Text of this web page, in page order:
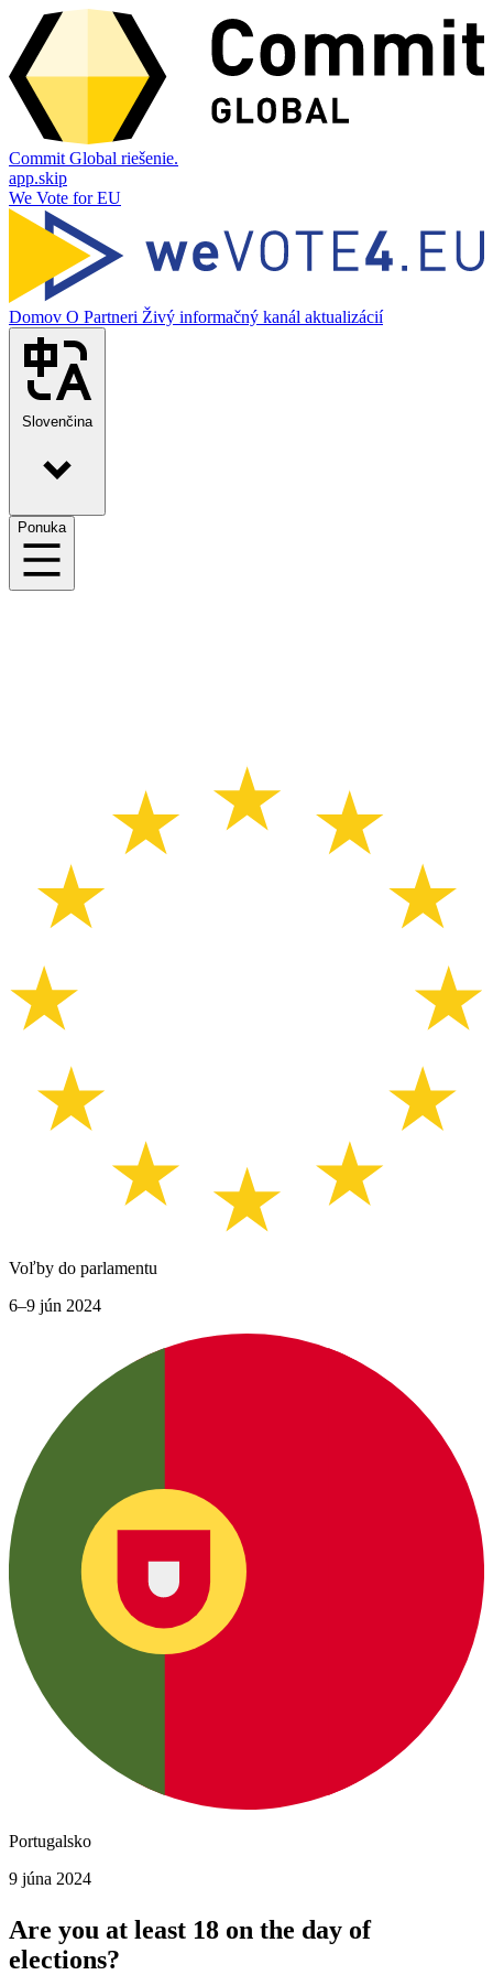
Commit Global riešenie.
app.skip
We Vote for EU
Domov O Partneri Živý informačný kanál aktualizácií
Slovenčina
Ponuka
Voľby do parlamentu
6–9 jún 2024
Portugalsko
9 júna 2024
Are you at least 18 on the day of
elections?